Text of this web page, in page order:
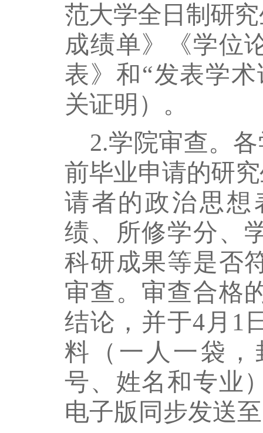
范大学全日制 研
成绩单》《学位
表》和“发表学
关证明）。
2.学院审查。
前毕业申请的研
请者的政治思想
绩、所修学分、
科研成果等是否
审查。 审查合格
结论 ， 并于4 月 1
料
（ 一人一袋 ，
号、姓名和专业
电子版同步发送